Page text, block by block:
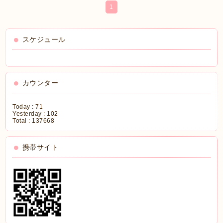
1
スケジュール
カウンター
Today :71
Yesterday : 102
Total : 137668
携帯サイト